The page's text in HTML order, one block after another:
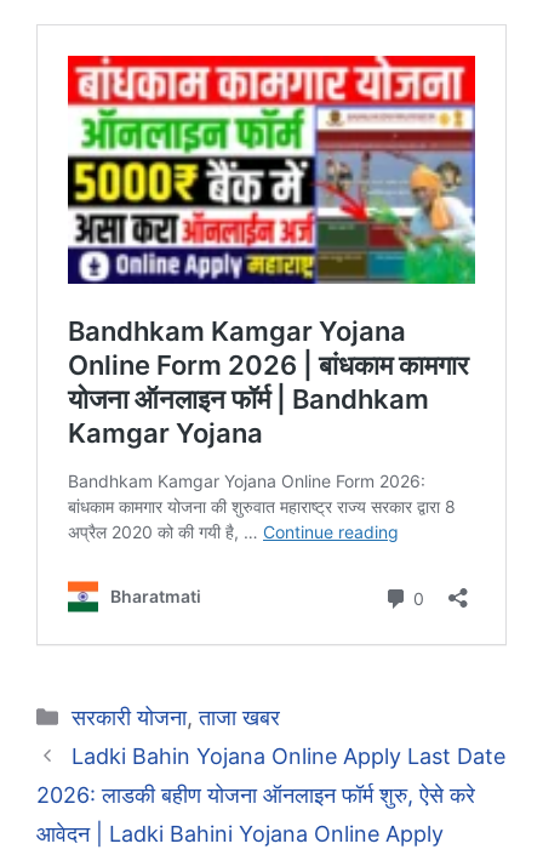
Categories
सरकारी योजना,ताजा खबर
Ladki Bahin Yojana Online Apply Last Date
2026: लाडकी बहीण योजना ऑनलाइन फॉर्म शुरु, ऐसे करे
आवेदन | Ladki Bahini Yojana Online Apply